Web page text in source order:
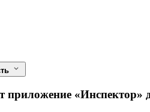
приложение